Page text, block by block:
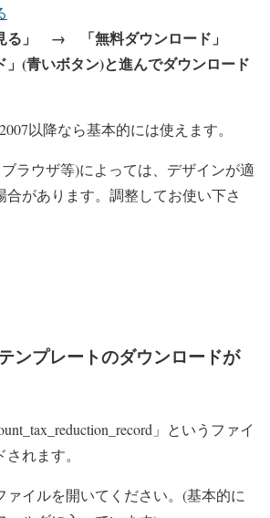
見る」 → 「無料ダウンロード」
(青いボタン)と進んでダウンロード
以降なら基本的には使えます。
ラウザ等)によっては、デザインが適
合があります。調整してお使い下さ
ンプレートのダウンロードが
」というファイ
れます。
ァイルを開いてください。(基本的に